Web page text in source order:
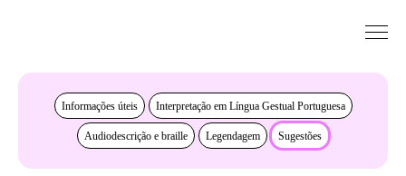
Informações úteis Interpretação em Língua Gestual Portuguesa
Audiodescrição e braille Legendagem Sugestões